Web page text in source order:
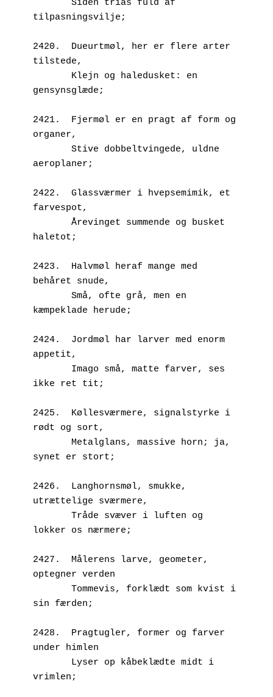
tilpasningsvilje;
2420.  Dueurtmøl, her er flere arter
tilstede,
gensynsglæde;
2421.  Fjermøl er en pragt af form og
organer,
aeroplaner;
2422.  Glassværmer i hvepsemimik, et
farvespot,
haletot;
2423.  Halvmøl heraf mange med
behåret snude,
kæmpeklade herude;
2424.  Jordmøl har larver med enorm
appetit,
ikke ret tit;
2425.  Køllesværmere, signalstyrke i
rødt og sort,
synet er stort;
2426.  Langhornsmøl, smukke,
utrættelige sværmere,
lokker os nærmere;
2427.  Målerens larve, geometer,
optegner verden
sin færden;
2428.  Pragtugler, former og farver
under himlen
vrimlen;